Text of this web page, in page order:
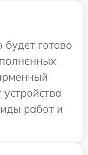
будет готово
работ и